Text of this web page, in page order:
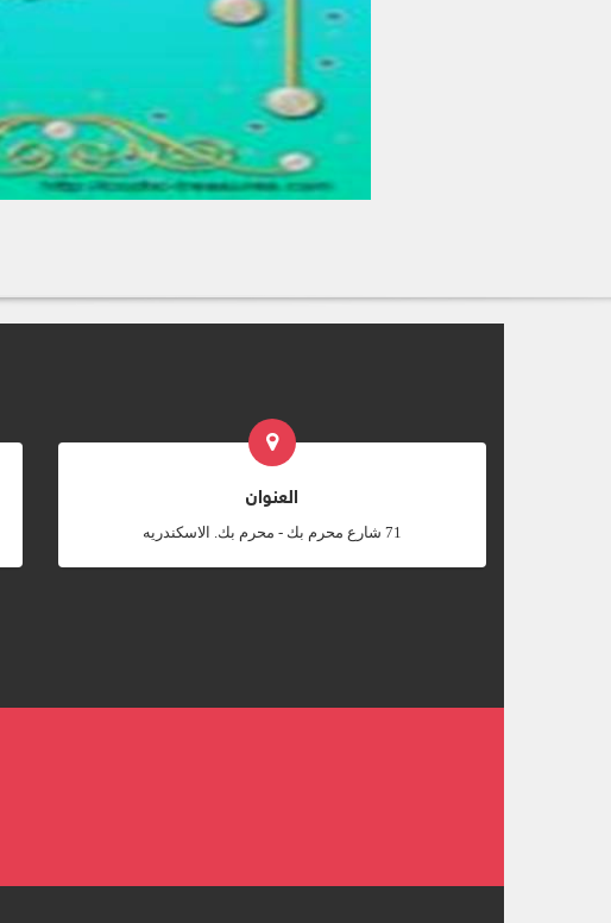
العنوان
‎71 شارع محرم بك - محرم بك. الاسكندريه